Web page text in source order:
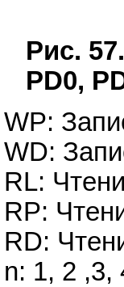
Рис.
PD0,
WP:
WD:
RL:
RP:
RD:
n: 1, 2 ,3,